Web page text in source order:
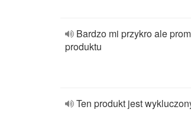
Bardzo mi przykro ale
produktu
Ten produkt jest